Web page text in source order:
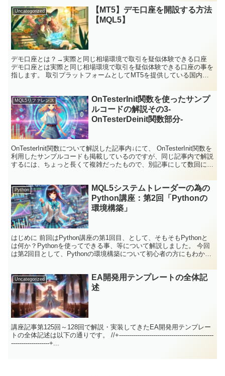
Uncategorized
【MT5】デモ口座を開設する方法
【MQL5】
デモ口座とは？→実際と同じ相場環境で取引を疑似体験できる口座
デモ口座とは実際と同じ相場環境で取引を疑似体験できる口座の事を
指します。 取引プラットフォームとしてMT5を提供している国内外
MQL5リファレンス
OnTesterInit関数を使ったサンプ
ルコードの解説その3-
OnTesterDeinit関数部分-
OnTesterInit関数について解説した記事内↓にて、 OnTesterInit関数を
利用したサンプルコードも掲載しているのですが、同じ記事内で解説
するには、ちょっと長くて複雑だったもので、別記事にして数回に分
Python
MQL5システムトレーダーの為の
Python講座：第2回「Pythonの
環境構築」
はじめに 前回はPython講座の第1回目、として、そもそもPythonと
は何か？Pythonを使ってできる事、等について解説しました。 今回
は第2回目として、Pythonの環境構築について初心者の方にもわかり
Uncategorized
EA開発用テンプレートの全体記
述
講座記事第125回～128回で解説・実装してきたEA開発用テンプレー
トの全体記述は以下の通りです。 //+-----------------------------------------------
-------------------+...